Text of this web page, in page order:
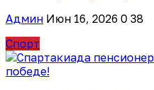
Админ Июн 16, 2026 0 38
Спорт